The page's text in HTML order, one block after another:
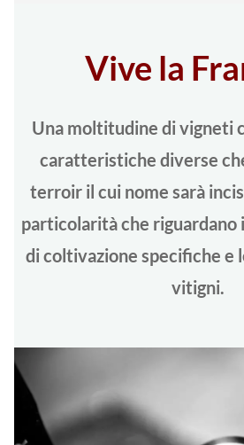
Vive la
Una moltitudine di vigneti
caratteristiche diverse
terroir il cui nome sarà
particolarità che riguardano
di coltivazione specifiche e
vitigni.